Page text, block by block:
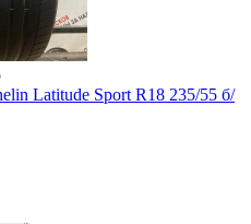
Latitude Sport R18 235/55 б/